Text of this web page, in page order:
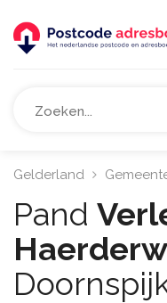
Gelderland
Pand